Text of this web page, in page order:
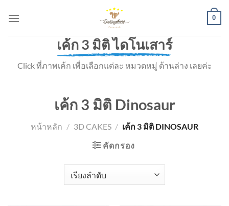
0
เค้ก 3 มิติ ไดโนเสาร์
Click ที่ภาพเค้ก เพื่อเลือกแต่ละ หมวดหมู่ ด้านล่าง เลยค่ะ
เค้ก 3 มิติ Dinosaur
หน้าหลัก / 3D CAKES / เค้ก 3 มิติ DINOSAUR
คัดกรอง